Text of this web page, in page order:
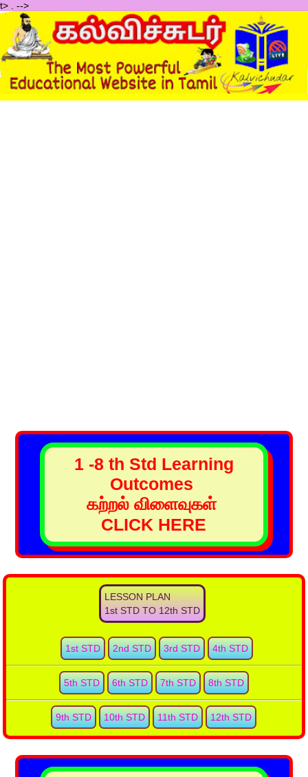
t> -->
1 -8 th Std Learning
Outcomes
கற்றல் விளைவுகள்
CLICK HERE
LESSON PLAN
1st STD TO 12th STD
1st STD 2nd STD 3rd STD 4th STD
5th STD 6th STD 7th STD 8th STD
9th STD 10th STD 11th STD 12th STD